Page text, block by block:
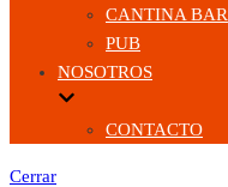
CANTINA BAR
PUB
NOSOTROS
CONTACTO
Cerrar